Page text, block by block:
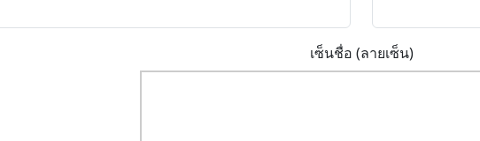
เซ็นชื่อ (ลายเซ็น)